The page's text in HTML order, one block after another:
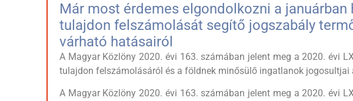
Már most érdemes elgondolkozni a
tulajdon felszámolását segítő jogszabály
várható hatásairól
A Magyar Közlöny 2020. évi 163. számában jelent meg a 2020. évi
tulajdon felszámolásáról és a földnek minősülő ingatlanok
A Magyar Közlöny 2020. évi 163. számában jelent meg a 2020. évi